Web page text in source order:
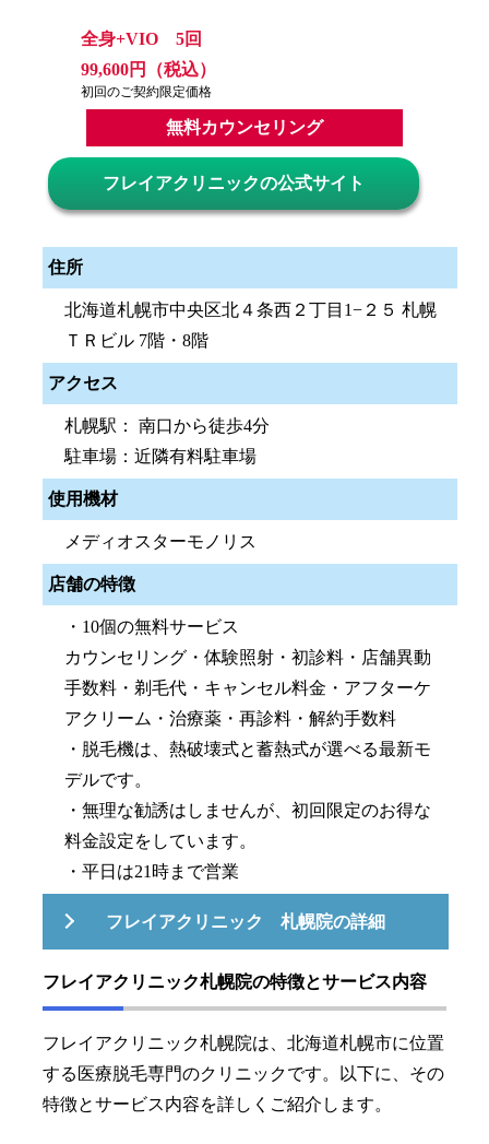
全身+VIO 5回
99,600円（税込）
初回のご契約限定価格
無料カウンセリング
フレイアクリニックの公式サイト
住所
北海道札幌市中央区北４条西２丁目1−２５ 札幌
ＴＲビル 7階・8階
アクセス
札幌駅： 南口から徒歩4分
駐車場：近隣有料駐車場
使用機材
メディオスターモノリス
店舗の特徴
・10個の無料サービス
カウンセリング・体験照射・初診料・店舗異動
手数料・剃毛代・キャンセル料金・アフターケ
アクリーム・治療薬・再診料・解約手数料
・脱毛機は、熱破壊式と蓄熱式が選べる最新モ
デルです。
・無理な勧誘はしませんが、初回限定のお得な
料金設定をしています。
・平日は21時まで営業
フレイアクリニック 札幌院の詳細
フレイアクリニック札幌院の特徴とサービス内容
フレイアクリニック札幌院は、北海道札幌市に位置
する医療脱毛専門のクリニックです。以下に、その
特徴とサービス内容を詳しくご紹介します。